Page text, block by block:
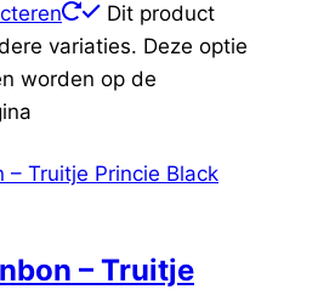
Dit product
variaties. Deze optie
worden op de
– Truitje